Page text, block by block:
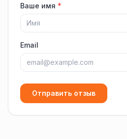
Ваше имя *
Email
Отправить отзыв